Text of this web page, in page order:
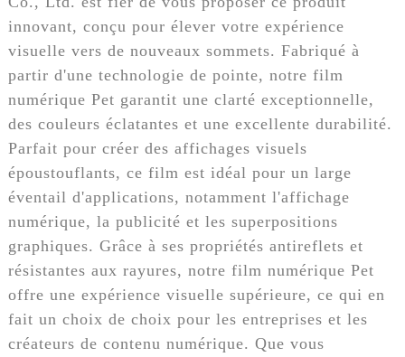
innovant, conçu pour élever votre expérience
visuelle vers de nouveaux sommets. Fabriqué à
partir d'une technologie de pointe, notre film
numérique Pet garantit une clarté exceptionnelle,
des couleurs éclatantes et une excellente durabilité.
Parfait pour créer des affichages visuels
époustouflants, ce film est idéal pour un large
éventail d'applications, notamment l'affichage
numérique, la publicité et les superpositions
graphiques. Grâce à ses propriétés antireflets et
résistantes aux rayures, notre film numérique Pet
offre une expérience visuelle supérieure, ce qui en
fait un choix de choix pour les entreprises et les
créateurs de contenu numérique. Que vous